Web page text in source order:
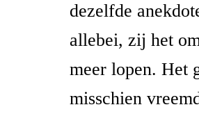
dezelfde
allebei, zij het
meer lopen. Het
misschien